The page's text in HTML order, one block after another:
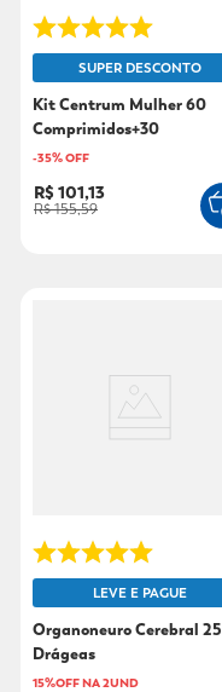
SUPER DESCONTO
Kit Centrum Mulher 60
Comprimidos+30
Comprimidos com 70%
-35% OFF
R$ 101,13
R$ 155,59
LEVE E PAGUE
Organoneuro Cerebral 25
Drágeas
15%OFF NA 2UND